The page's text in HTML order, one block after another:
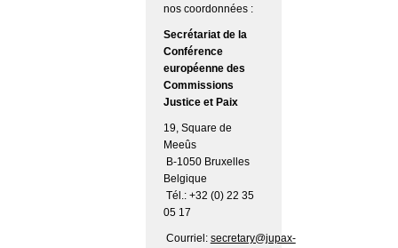
nos coordonnées :
Secrétariat de la
Conférence
européenne des
Commissions
Justice et Paix
19, Square de
Meeûs
B-1050 Bruxelles
Belgique
Tél.: +32 (0) 22 35
05 17
Courriel: secretary@jupax-